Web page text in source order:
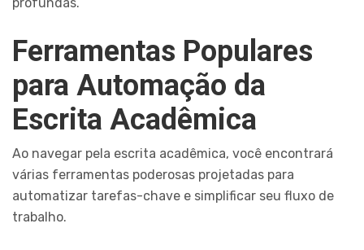
Ferramentas Populares
para Automação da
Escrita Acadêmica
Ao navegar pela escrita acadêmica, você encontrará
várias ferramentas poderosas projetadas para
automatizar tarefas-chave e simplificar seu fluxo de
trabalho.